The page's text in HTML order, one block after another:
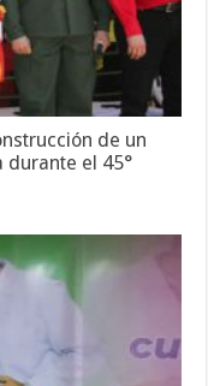
de un
durante el 45°